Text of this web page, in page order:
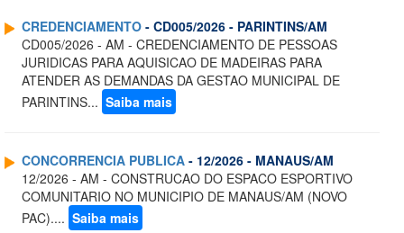
CREDENCIAMENTO - CD005/2026 - PARINTINS/AM
CD005/2026 - AM - CREDENCIAMENTO DE PESSOAS
JURIDICAS PARA AQUISICAO DE MADEIRAS PARA
ATENDER AS DEMANDAS DA GESTAO MUNICIPAL DE
PARINTINS... Saiba mais
CONCORRENCIA PUBLICA - 12/2026 - MANAUS/AM
12/2026 - AM - CONSTRUCAO DO ESPACO ESPORTIVO
COMUNITARIO NO MUNICIPIO DE MANAUS/AM (NOVO
PAC).... Saiba mais